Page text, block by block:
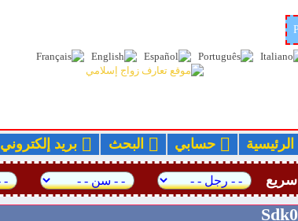
الرئيسية حسابي البحث بريد إلكتروني